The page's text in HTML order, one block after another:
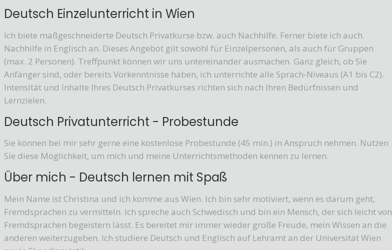
Deutsch Einzelunterricht in Wien
Ich biete maßgeschneiderte Deutsch Privatkurse bzw. auch Nachhilfe. Ferner biete ich auch
Nachhilfe in Englisch an. Dieses Angebot gilt sowohl für Einzelpersonen, als auch für Gruppen
(max. 2 Personen). Treffpunkt können wir uns untereinander ausmachen. Ganz gleich, ob Sie
Anfänger sind, oder bereits Vorkenntnisse haben, ich unterrichte alle Sprach-Niveaus (A1 bis C2).
Intensität und Inhalte Ihres Deutsch Privatkurses richten sich nach Ihren Bedürfnissen und
Lernzielen.
Deutsch Privatunterricht - Probestunde
Sie können bei mir sehr gerne eine kostenlose Probestunde (45 min.) in Anspruch nehmen. Nutzen
Sie diese Möglichkeit, um mich und meine Unterrichtsmethoden kennen zu lernen.
Über mich - Deutsch lernen mit Spaß
Mein Name ist Christina und ich komme aus Wien. Ich bin sehr motiviert, wenn es darum geht,
Fremdsprachen zu vermitteln. Ich spreche auch Schwedisch und bin ein Mensch, der sich leicht von
Fremdsprachen begeistern lässt. Es bereitet mir immer wieder große Freude, mein Wissen an die
anderen weiterzugeben. Ich studiere Deutsch und Englisch auf Lehramt an der Universität Wien